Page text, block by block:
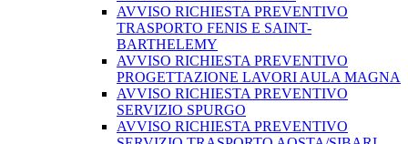
AVVISO RICHIESTA PREVENTIVO
TRASPORTO FENIS E SAINT-
BARTHELEMY
AVVISO RICHIESTA PREVENTIVO
PROGETTAZIONE LAVORI AULA MAGNA
AVVISO RICHIESTA PREVENTIVO
SERVIZIO SPURGO
AVVISO RICHIESTA PREVENTIVO